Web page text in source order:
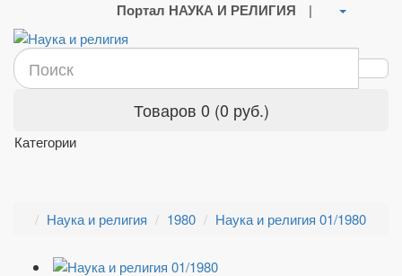
Портал НАУКА И РЕЛИГИЯ |
Товаров 0 (0 руб.)
Категории
Наука и религия 1980 Наука и религия 01/1980